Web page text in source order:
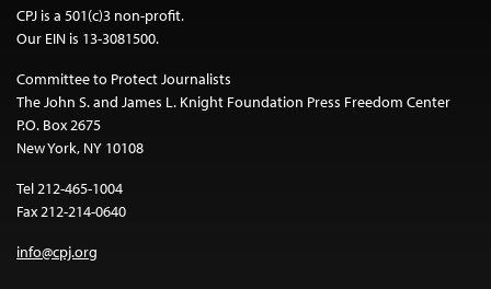
CPJ is a 501(c)3 non-profit.
Our EIN is 13-3081500.
Committee to Protect Journalists
The John S. and James L. Knight Foundation Press Freedom Center
P.O. Box 2675
New York, NY 10108
Tel 212-465-1004
Fax 212-214-0640
info@cpj.org